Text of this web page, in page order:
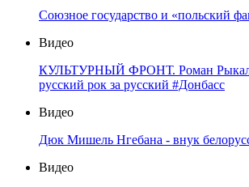
Союзное государство и «польский
Видео
КУЛЬТУРНЫЙ ФРОНТ. Роман
русский рок за русский #Донбасс
Видео
Дюк Мишель Нгебана - внук
Видео